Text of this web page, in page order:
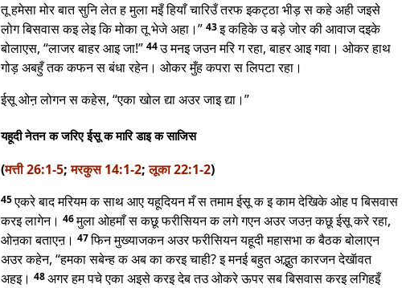
तू हमेसा मोर बात सुनि लेत ह मुला मइँ हियाँ चारिउँ तरफ इकट्ठा भीड़ स कहे अही जइसे
लोग बिसवास कइ लेइ कि मोका तू भेजे अहा।” 43इ कहिके उ बड़े जोर की आवाज दइके
बोलाएस, “लाजर बाहर आइ जा!” 44उ मनइ जउन मरि ग रहा, बाहर आइ गवा। ओकर हाथ
गोड़ अबहुँ तक कफन स बंधा रहेन। ओकर मुँह कपरा स लिपटा रहा।
ईसू ओऩ लोगन स कहेस, “एका खोल द्या अउर जाइ द्या।”
यहूदी नेतन क जरिए ईसू क मारि डाइ क साजिस
(मत्ती 26:1-5;मरकुस 14:1-2;लूका 22:1-2)
45एकरे बाद मरियम क साथ आए यहूदियन मँ स तमाम ईसू क इ काम देखिके ओह प बिसवास
करइ लागेन। 46मुला ओहमाँ स कछू फरीसियन क लगे गएन अउर जउऩ कछू ईसू करे रहा,
ओऩका बताएऩ। 47फिन मुख्याजकन अउर फरीसियन यहूदी महासभा क बैठक बोलाएन
अउर कहेन, “हमका सबेन्ह क अब का करइ चाही? इ मनई बहुत अद्भुत कारजन देखॅावत
अहइ। 48अगर हम पचे एका अइसे करइ देब तउ ओकरे ऊपर सब बिसवास करइ लगिहइँ